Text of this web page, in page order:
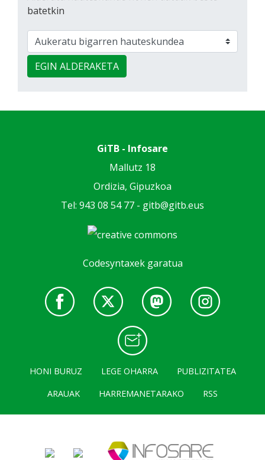
batetkin
EGIN ALDERAKETA
GiTB - Infosare
Mallutz 18
Ordizia, Gipuzkoa
Tel: 943 08 54 77 - gitb@gitb.eus
Codesyntaxek garatua
HONI BURUZ LEGE OHARRA
PUBLIZITATEA
ARAUAK
HARREMANETARAKO RSS